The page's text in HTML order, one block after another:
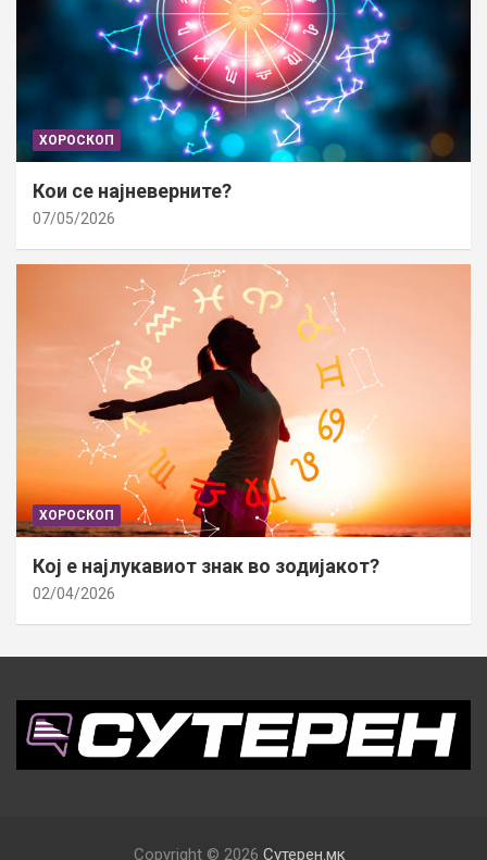
ХОРОСКОП
Кои се најневерните?
07/05/2026
ХОРОСКОП
Кој е најлукавиот знак во зодијакот?
02/04/2026
Copyright © 2026 Сутерен.мк